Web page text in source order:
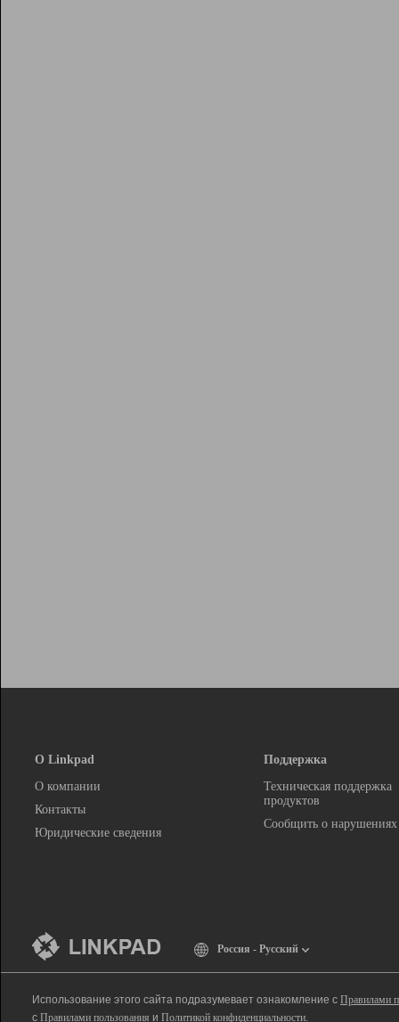
О Linkpad
О компании
Контакты
Юридические сведения
Поддержка
Техническая поддержка
продуктов
Сообщить о нарушениях
Россия - Русский
Использование этого сайта подразумевает ознакомление с Правилами
с Правилами пользования и Политикой конфиденциальности.